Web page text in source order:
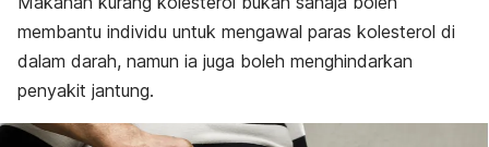
membantu individu untuk mengawal paras kolesterol di
dalam darah, namun ia juga boleh menghindarkan
penyakit jantung.